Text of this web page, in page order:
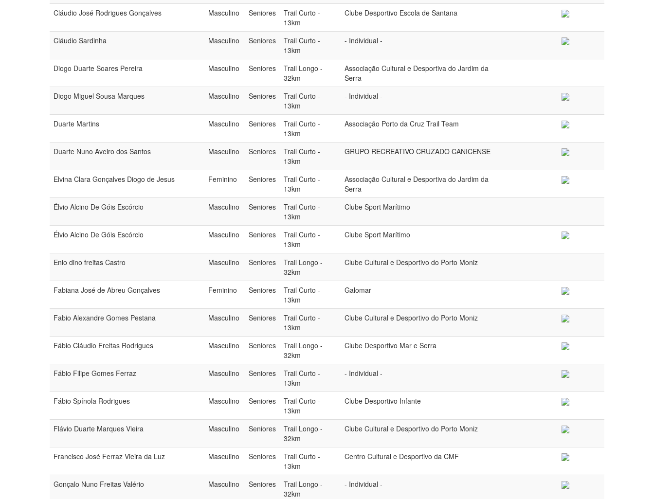
Cláudio José Rodrigues Gonçalves Masculino Seniores
Trail Curto -
13km
Clube Desportivo Escola de Santana
Cláudio Sardinha Masculino Seniores
Trail Curto -
13km
- Individual -
Diogo Duarte Soares Pereira Masculino Seniores
Trail Longo -
32km
Associação Cultural e Desportiva do Jardim da
Serra
Diogo Miguel Sousa Marques
Masculino Seniores
Trail Curto -
13km
- Individual -
Duarte Martins Masculino Seniores
Trail Curto -
13km
Associação Porto da Cruz Trail Team
Duarte Nuno Aveiro dos Santos Masculino Seniores
Trail Curto -
13km
GRUPO RECREATIVO CRUZADO CANICENSE
Elvina Clara Gonçalves Diogo de Jesus Feminino Seniores
Trail Curto -
13km
Associação Cultural e Desportiva do Jardim da
Serra
Élvio Alcino De Góis Escórcio
Masculino Seniores
Trail Curto -
13km
Clube Sport Marítimo
Élvio Alcino De Góis Escórcio Masculino Seniores
Trail Curto -
13km
Clube Sport Marítimo
Enio dino freitas Castro Masculino Seniores
Trail Longo -
32km
Clube Cultural e Desportivo do Porto Moniz
Fabiana José de Abreu Gonçalves Feminino Seniores
Trail Curto -
13km
Galomar
Fabio Alexandre Gomes Pestana Masculino Seniores
Trail Curto -
13km
Clube Cultural e Desportivo do Porto Moniz
Fábio Cláudio Freitas Rodrigues Masculino Seniores
Trail Longo -
32km
Clube Desportivo Mar e Serra
Fábio Filipe Gomes Ferraz Masculino Seniores
Trail Curto -
13km
- Individual -
Fábio Spínola Rodrigues Masculino Seniores
Trail Curto -
13km
Clube Desportivo Infante
Flávio Duarte Marques Vieira Masculino Seniores
Trail Longo -
32km
Clube Cultural e Desportivo do Porto Moniz
Francisco José Ferraz Vieira da Luz Masculino Seniores
Trail Curto -
13km
Centro Cultural e Desportivo da CMF
Gonçalo Nuno Freitas Valério Masculino Seniores
Trail Longo -
32km
- Individual -